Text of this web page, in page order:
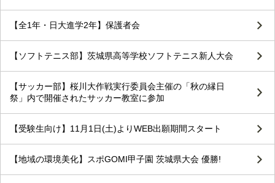
【全1年・日大進学2年】保護者会
【ソフトテニス部】茨城県高等学校ソフトテニス新人大会
【サッカー部】桜川大作戦実行委員会主催の「秋の縁日
祭」内で開催されたサッカー教室に参加
【受験生向け】11月1日(土)よりWEB出願期間スタート
【地域の環境美化】スポGOMI甲子園 茨城県大会 優勝!